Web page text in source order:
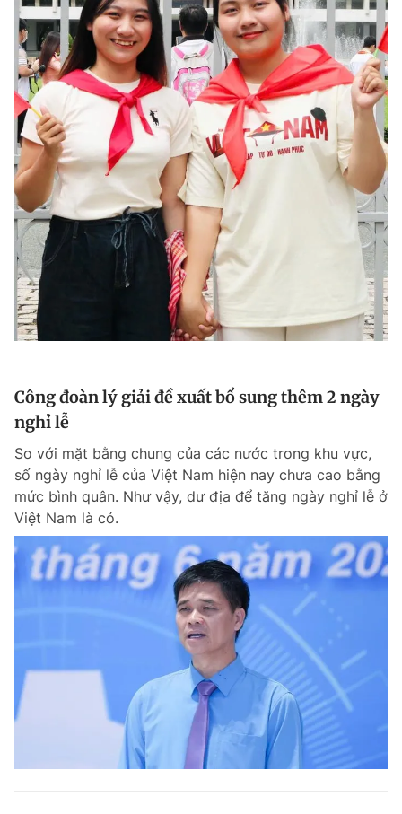
Công đoàn lý giải đề xuất bổ sung thêm 2 ngày
nghỉ lễ
So với mặt bằng chung của các nước trong khu vực,
số ngày nghỉ lễ của Việt Nam hiện nay chưa cao bằng
mức bình quân. Như vậy, dư địa để tăng ngày nghỉ lễ ở
Việt Nam là có.